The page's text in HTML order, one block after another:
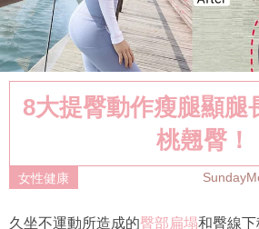
8大提臀動作瘦腿顯腿
桃翹臀！
女性健康
久坐不運動所造成的臀部扁塌和臀線